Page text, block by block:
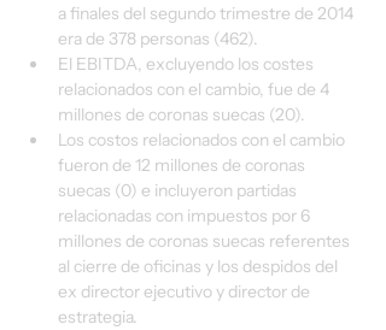
a finales del segundo trimestre de 2014
era de 378 personas (462).
El EBITDA, excluyendo los costes
relacionados con el cambio, fue de 4
millones de coronas suecas (20).
Los costos relacionados con el cambio
fueron de 12 millones de coronas
suecas (0) e incluyeron partidas
relacionadas con impuestos por 6
millones de coronas suecas referentes
al cierre de oficinas y los despidos del
ex director ejecutivo y director de
estrategia.